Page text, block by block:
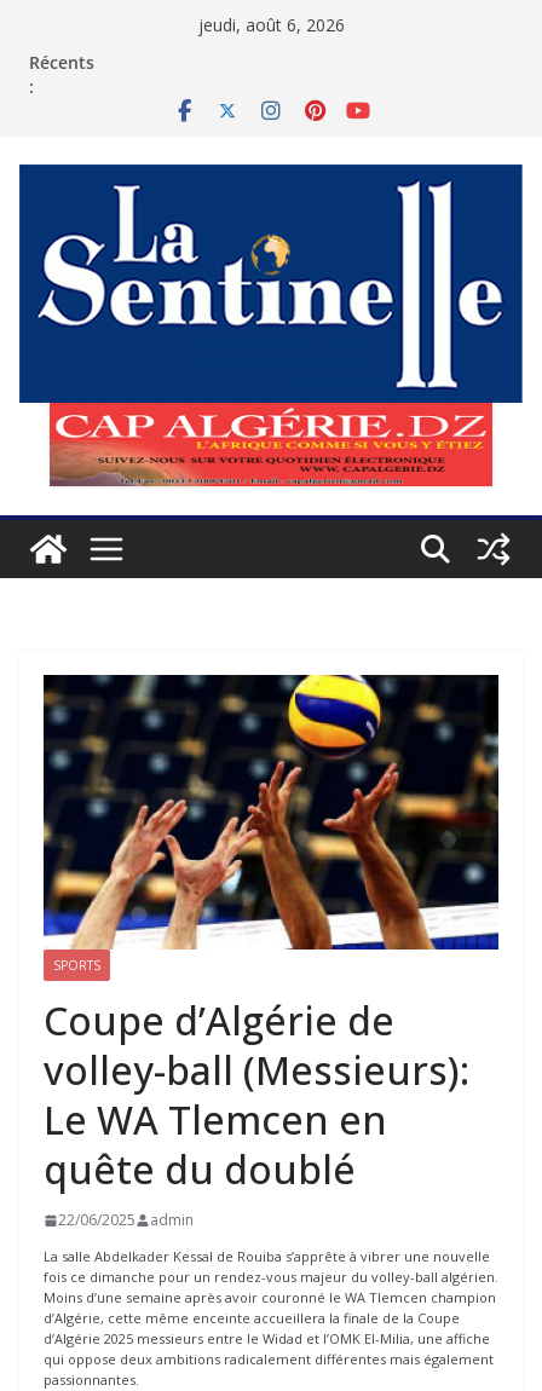
jeudi, août 6, 2026
Récents
:
SPORTS
Coupe d’Algérie de
volley-ball (Messieurs):
Le WA Tlemcen en
quête du doublé
22/06/2025 admin
La salle Abdelkader Kessal de Rouiba s’apprête à vibrer une nouvelle
fois ce dimanche pour un rendez-vous majeur du volley-ball algérien.
Moins d’une semaine après avoir couronné le WA Tlemcen champion
d’Algérie, cette même enceinte accueillera la finale de la Coupe
d’Algérie 2025 messieurs entre le Widad et l’OMK El-Milia, une affiche
qui oppose deux ambitions radicalement différentes mais également
passionnantes.